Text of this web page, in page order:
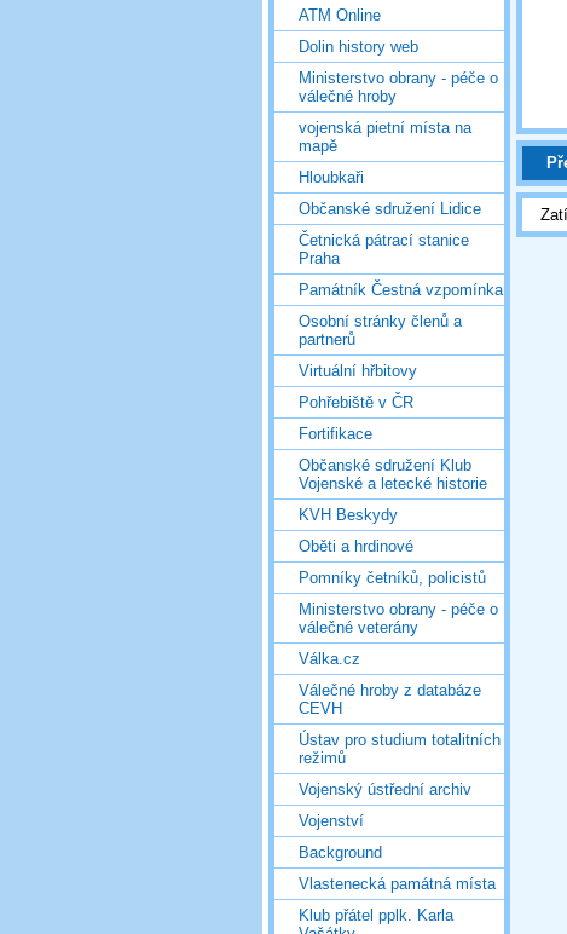
ATM Online
Dolin history web
Ministerstvo obrany - péče o
válečné hroby
vojenská pietní místa na
mapě
Hloubkaři
Občanské sdružení Lidice
Četnická pátrací stanice
Praha
Památník Čestná vzpomínka
Osobní stránky členů a
partnerů
Virtuální hřbitovy
Pohřebiště v ČR
Fortifikace
Občanské sdružení Klub
Vojenské a letecké historie
KVH Beskydy
Oběti a hrdinové
Pomníky četníků, policistů
Ministerstvo obrany - péče o
válečné veterány
Válka.cz
Válečné hroby z databáze
CEVH
Ústav pro studium totalitních
režimů
Vojenský ústřední archiv
Vojenství
Background
Vlastenecká památná místa
Klub přátel pplk. Karla